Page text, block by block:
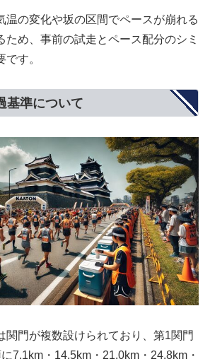
温の変化や坂の区間でペースが崩れる
ため、事前の試走とペース配分のシミ
です。
基準について
関門が複数設けられており、第1関門
7.1km・14.5km・21.0km・24.8km・